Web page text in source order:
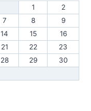
1
2
7 8
9
14 15
16
21 22
23
28 29
30